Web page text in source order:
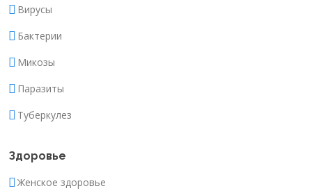
Вирусы
Бактерии
Микозы
Паразиты
Туберкулез
Здоровье
Женское здоровье